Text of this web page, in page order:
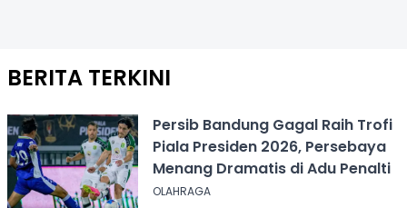
BERITA TERKINI
Persib Bandung Gagal Raih Trofi
Piala Presiden 2026, Persebaya
Menang Dramatis di Adu Penalti
OLAHRAGA